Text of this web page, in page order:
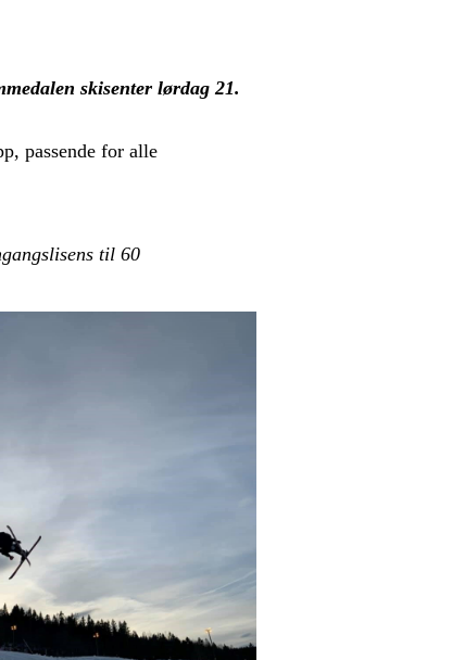
skisenter lørdag 21.
passende for alle
til 60